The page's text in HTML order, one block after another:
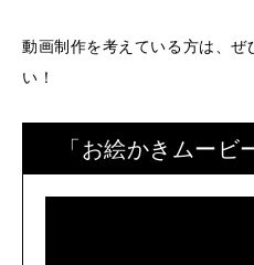
動画制作を考えている方は、
い！
「お絵かきムー